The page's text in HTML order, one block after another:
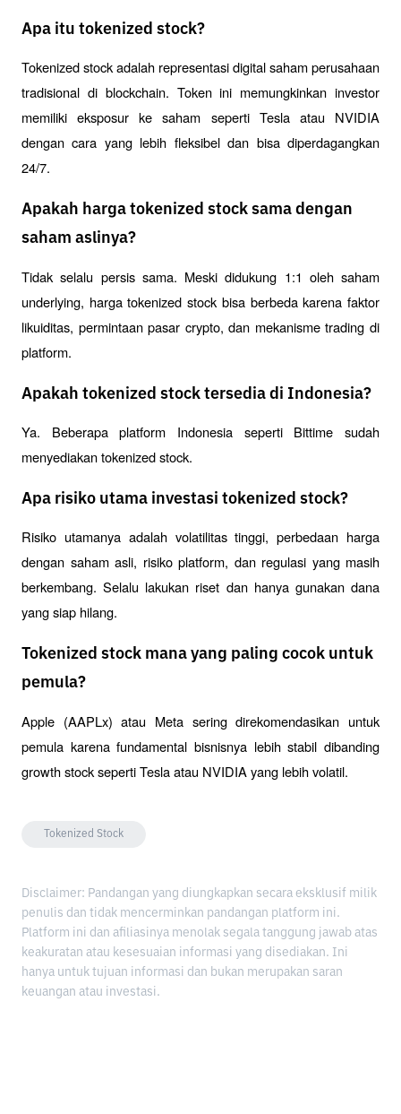
Apa itu tokenized stock?
Tokenized stock adalah representasi digital saham perusahaan
tradisional di blockchain. Token ini memungkinkan investor
memiliki eksposur ke saham seperti Tesla atau NVIDIA
dengan cara yang lebih fleksibel dan bisa diperdagangkan
24/7.
Apakah harga tokenized stock sama dengan
saham aslinya?
Tidak selalu persis sama. Meski didukung 1:1 oleh saham
underlying, harga tokenized stock bisa berbeda karena faktor
likuiditas, permintaan pasar crypto, dan mekanisme trading di
platform.
Apakah tokenized stock tersedia di Indonesia?
Ya. Beberapa platform Indonesia seperti Bittime sudah
menyediakan tokenized stock.
Apa risiko utama investasi tokenized stock?
Risiko utamanya adalah volatilitas tinggi, perbedaan harga
dengan saham asli, risiko platform, dan regulasi yang masih
berkembang. Selalu lakukan riset dan hanya gunakan dana
yang siap hilang.
Tokenized stock mana yang paling cocok untuk
pemula?
Apple (AAPLx) atau Meta sering direkomendasikan untuk
pemula karena fundamental bisnisnya lebih stabil dibanding
growth stock seperti Tesla atau NVIDIA yang lebih volatil.
Tokenized Stock
Disclaimer: Pandangan yang diungkapkan secara eksklusif milik
penulis dan tidak mencerminkan pandangan platform ini.
Platform ini dan afiliasinya menolak segala tanggung jawab atas
keakuratan atau kesesuaian informasi yang disediakan. Ini
hanya untuk tujuan informasi dan bukan merupakan saran
keuangan atau investasi.